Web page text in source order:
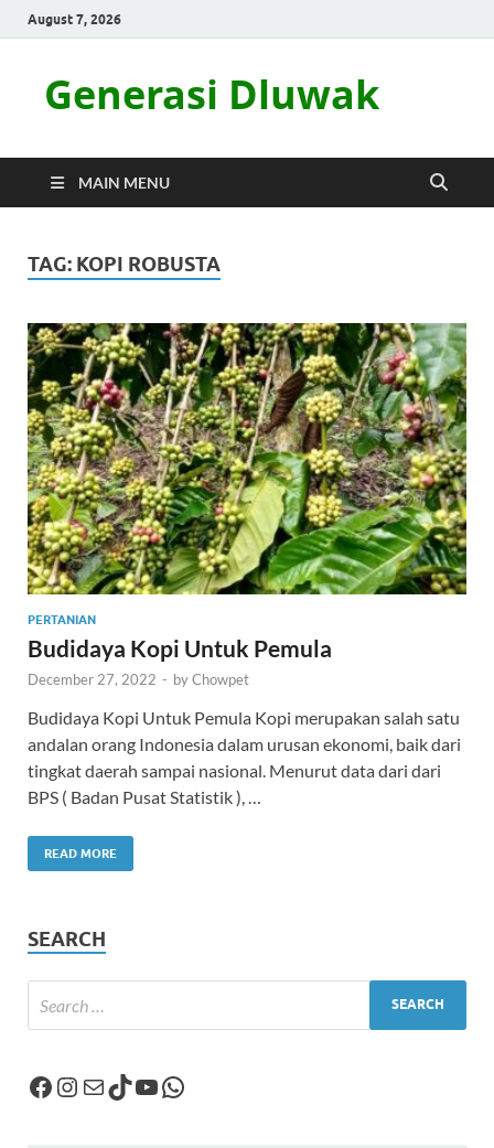
August 7, 2026
Generasi Dluwak
MAIN MENU
TAG: KOPI ROBUSTA
PERTANIAN
Budidaya Kopi Untuk Pemula
December 27, 2022 - byChowpet
Budidaya Kopi Untuk Pemula Kopi merupakan salah satu
andalan orang Indonesia dalam urusan ekonomi, baik dari
tingkat daerah sampai nasional. Menurut data dari dari
BPS ( Badan Pusat Statistik ), …
READ MORE
SEARCH